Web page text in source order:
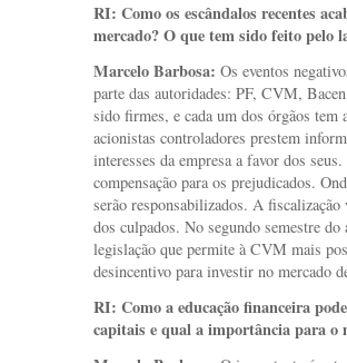
RI: Como os escândalos recentes
mercado? O que tem sido feito pelo
Marcelo Barbosa: Os eventos
parte das autoridades: PF, CVM,
sido firmes, e cada um dos órgãos tem
acionistas controladores prestem
interesses da empresa a favor dos
compensação para os prejudicados.
serão responsabilizados. A
dos culpados. No segundo semestre do
legislação que permite à CVM mais
desincentivo para investir no mercado
RI: Como a educação financeira
capitais e qual a importância para o